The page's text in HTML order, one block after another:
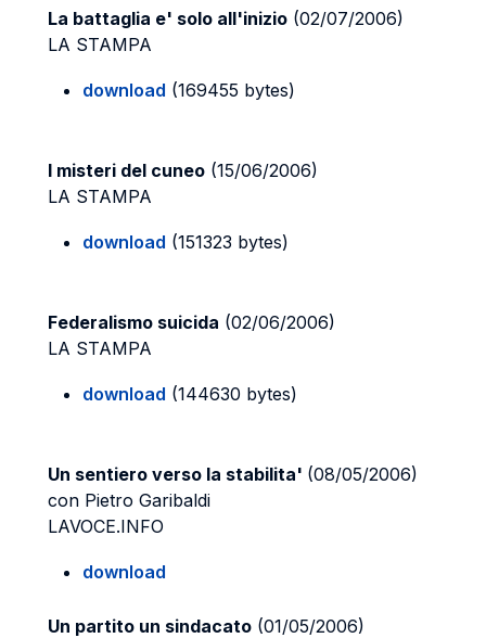
La battaglia e' solo all'inizio (02/07/2006)
LA STAMPA
download (169455 bytes)
I misteri del cuneo (15/06/2006)
LA STAMPA
download (151323 bytes)
Federalismo suicida (02/06/2006)
LA STAMPA
download (144630 bytes)
Un sentiero verso la stabilita' (08/05/2006)
con Pietro Garibaldi
LAVOCE.INFO
download
Un partito un sindacato (01/05/2006)